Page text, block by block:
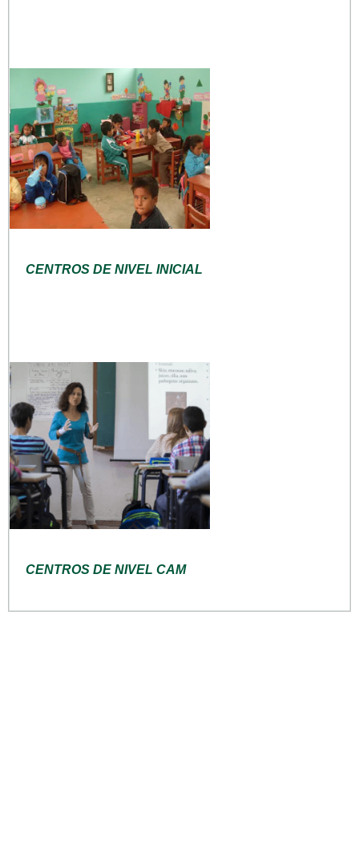
CENTROS DE NIVEL INICIAL
CENTROS DE NIVEL CAM